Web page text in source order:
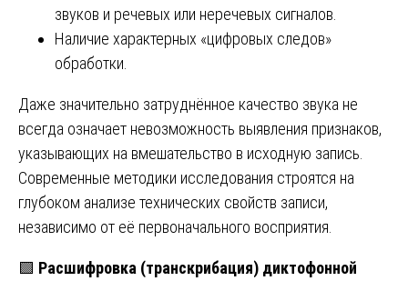
звуков и речевых или неречевых сигналов.
Наличие характерных «цифровых следов»
обработки.
Даже значительно затруднённое качество звука не
всегда означает невозможность выявления признаков,
указывающих на вмешательство в исходную запись.
Современные методики исследования строятся на
глубоком анализе технических свойств записи,
независимо от её первоначального восприятия.
🟩 Расшифровка (транскрибация) диктофонной